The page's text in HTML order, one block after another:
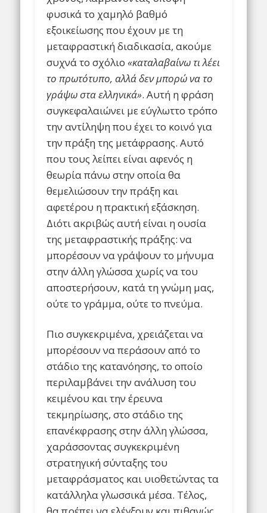
φυσικά το χαμηλό βαθμό
εξοικείωσης που έχουν με τη
μεταφραστική διαδικασία, ακούμε
συχνά το σχόλιο«καταλαβαίνω τι λέει
το πρωτότυπο, αλλά δεν μπορώ να το
γράψω στα ελληνικά». Αυτή η φράση
συγκεφαλαιώνει με εύγλωττο τρόπο
την αντίληψη που έχει το κοινό για
την πράξη της μετάφρασης. Αυτό
που τους λείπει είναι αφενός η
θεωρία πάνω στην οποία θα
θεμελιώσουν την πράξη και
αφετέρου η πρακτική εξάσκηση.
Διότι ακριβώς αυτή είναι η ουσία
της μεταφραστικής πράξης: να
μπορέσουν να γράψουν το μήνυμα
στην άλλη γλώσσα χωρίς να του
αποστερήσουν, κατά τη γνώμη μας,
ούτε το γράμμα, ούτε το πνεύμα.
Πιο συγκεκριμένα, χρειάζεται να
μπορέσουν να περάσουν από το
στάδιο της κατανόησης, το οποίο
περιλαμβάνει την ανάλυση του
κειμένου και την έρευνα
τεκμηρίωσης, στο στάδιο της
επανέκφρασης στην άλλη γλώσσα,
χαράσσοντας συγκεκριμένη
στρατηγική σύνταξης του
μεταφράσματος και υιοθετώντας τα
κατάλληλα γλωσσικά μέσα. Τέλος,